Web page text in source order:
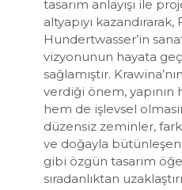
tasarım anlayışı ile
altyapıyı
Hundertwasser’in
vizyonunun hayata
sağlamıştır.
verdiği önem,
hem de işlevsel
düzensiz zeminler,
ve doğayla
gibi özgün tasarım
sıradanlıktan